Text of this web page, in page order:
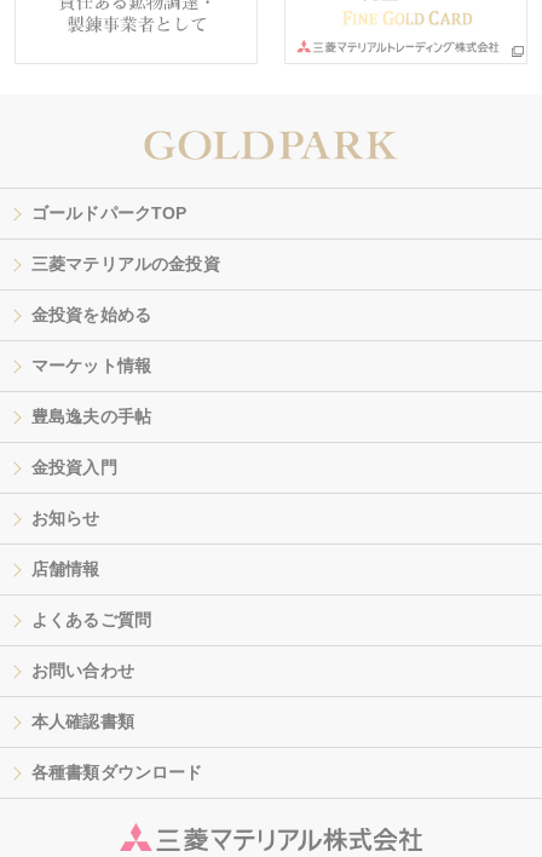
ゴールドパークTOP
三菱マテリアルの金投資
金投資を始める
マーケット情報
豊島逸夫の手帖
金投資入門
お知らせ
店舗情報
よくあるご質問
お問い合わせ
本人確認書類
各種書類ダウンロード